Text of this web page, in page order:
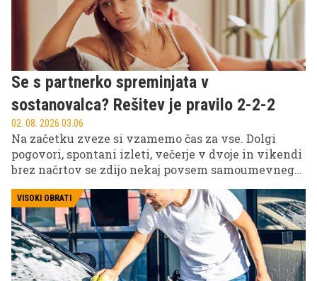
Se s partnerko spreminjata v
sostanovalca? Rešitev je pravilo 2-2-2
02. 08. 2026 03.06
Na začetku zveze si vzamemo čas za vse. Dolgi
pogovori, spontani izleti, večerje v dvoje in vikendi
brez načrtov se zdijo nekaj povsem samoumevnega.
neskončni seznami opravkov.
VISOKI OBRATI